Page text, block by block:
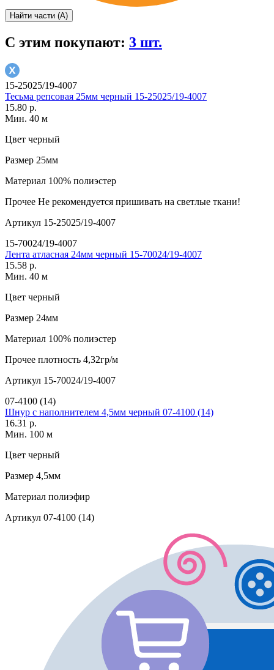
Найти части (А)
С этим покупают: 3 шт.
15-25025/19-4007
Тесьма репсовая 25мм черный 15-25025/19-4007
15.80 р.
Мин. 40 м
Цвет черный
Размер 25мм
Материал 100% полиэстер
Прочее Не рекомендуется пришивать на светлые ткани!
Артикул 15-25025/19-4007
15-70024/19-4007
Лента атласная 24мм черный 15-70024/19-4007
15.58 р.
Мин. 40 м
Цвет черный
Размер 24мм
Материал 100% полиэстер
Прочее плотность 4,32гр/м
Артикул 15-70024/19-4007
07-4100 (14)
Шнур с наполнителем 4,5мм черный 07-4100 (14)
16.31 р.
Мин. 100 м
Цвет черный
Размер 4,5мм
Материал полиэфир
Артикул 07-4100 (14)